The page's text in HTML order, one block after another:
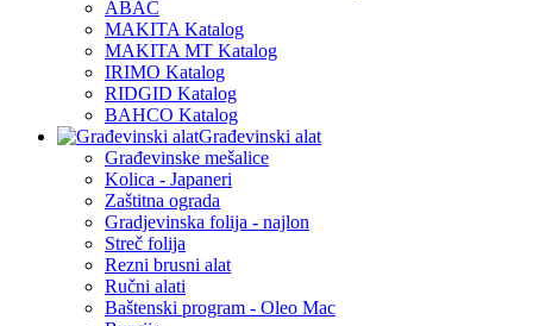
ABAC
MAKITA Katalog
MAKITA MT Katalog
IRIMO Katalog
RIDGID Katalog
BAHCO Katalog
Građevinski alat
Građevinske mešalice
Kolica - Japaneri
Zaštitna ograda
Gradjevinska folija - najlon
Streč folija
Rezni brusni alat
Ručni alati
Baštenski program - Oleo Mac